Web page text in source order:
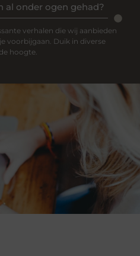
al onder ogen gehad?
verhalen die wij aanbieden
voorbijgaan. Duik in diverse
hoogte.